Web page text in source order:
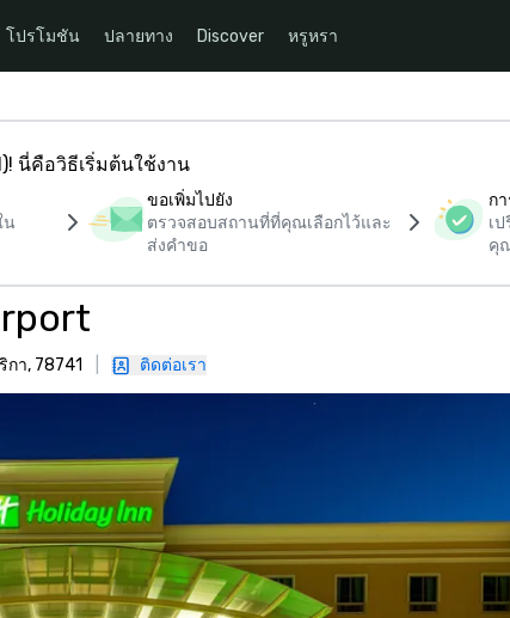
โปรโมชัน ปลายทาง Discover หรูหรา
นี่คือวิธีเริ่มต้นใช้งาน
น
ขอเพิ่มไปยัง
ตรวจสอบสถานที่ที่คุณเลือกไว้และ
ส่งคำขอ
ก
เ
คุ
กา, 78741 ติดต่อเรา